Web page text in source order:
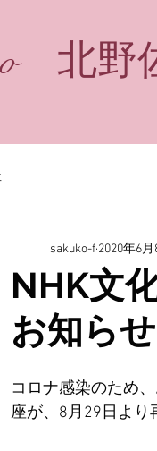
北
NHK文
お知らせ
sakuko-f 2020年6
コロナ感染のため
座が、8月29日より